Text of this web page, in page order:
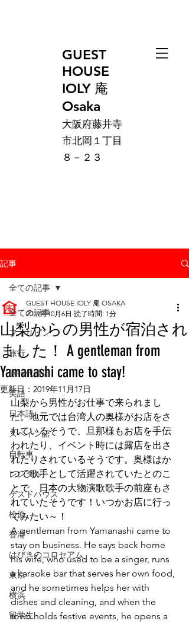
GUEST
HOUSE
IOLY 庵
Osaka
大阪府藤井寺
市北岡１丁目
８－２３
記事
全ての記事
フィリピン
旅行
旅行代理店
英語
日本語
スペイン語
自転車
レンタル
ゲストハウス
松原
香港
はびきのコロセアム
東京
横浜
留学生
全ての記事
山梨からの男性が宿泊され
ました！ A gentleman from
Yamanashi came to stay!
GUEST HOUSE IOLY 庵 OSAKA
2019年10月6日 読了時間: 1分
更新日： 2019年11月17日
山梨から男性がお仕事で来られまし
た。地元では台湾人の奥様がお店をさ
れているそうで、旦那様もお店を手伝
われたり、イベント時には露店を出さ
れたりされているそうです。奥様はか
つて歌手として活躍されていたとのこ
とで、日本の大物演歌歌手の前座もさ
れていたそうです！いつかお店に行っ
てみたい～！
A gentleman from Yamanashi came to
stay on business. He says back home
his wife, who used to be a singer, runs
a karaoke bar that serves her own food,
and he sometimes helps her with
dishes and cleaning, and when the
town holds festive events, he opens a